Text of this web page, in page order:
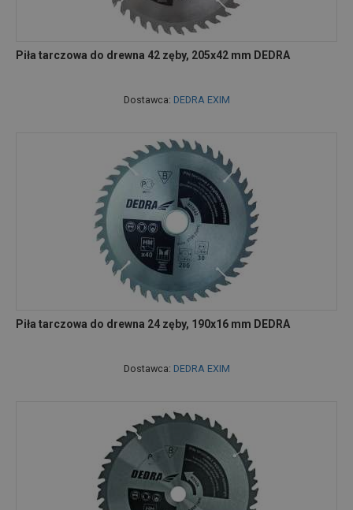
Piła tarczowa do drewna 42 zęby, 205x42 mm DEDRA
Dostawca: DEDRA EXIM
Piła tarczowa do drewna 24 zęby, 190x16 mm DEDRA
Dostawca: DEDRA EXIM